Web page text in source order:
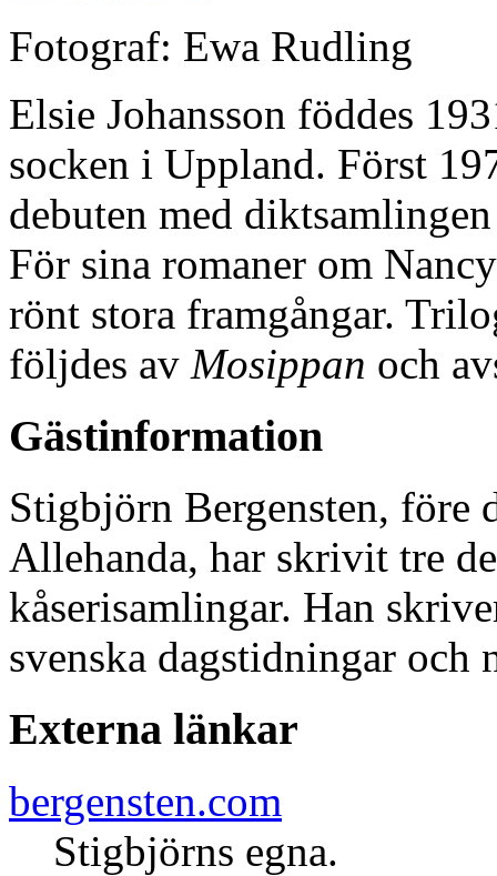
Fotograf: Ewa Rudling
Elsie Johansson föddes
socken i Uppland. Först
debuten med
För sina romaner om
rönt stora framgångar.
följdes av Mosippan och
Gästinformation
Stigbjörn Bergensten, före
Allehanda, har skrivit tre
kåserisamlingar. Han
svenska dagstidningar och
Externa länkar
bergensten.com
Stigbjörns egna.